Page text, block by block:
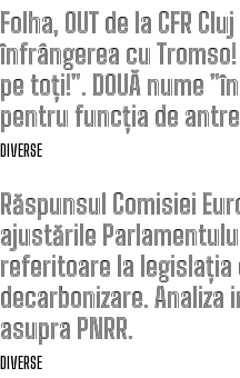
Folha, OUT de la CFR
înfrângerea cu
pe toți!”. DOUĂ nume
pentru funcția de
DIVERSE
Răspunsul Comisiei
ajustările
referitoare la legislația
decarbonizare. Analiza
asupra PNRR.
DIVERSE